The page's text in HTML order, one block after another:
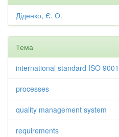
Діденко, Є. О.
Тема
international standard ISO
processes
quality management system
requirements